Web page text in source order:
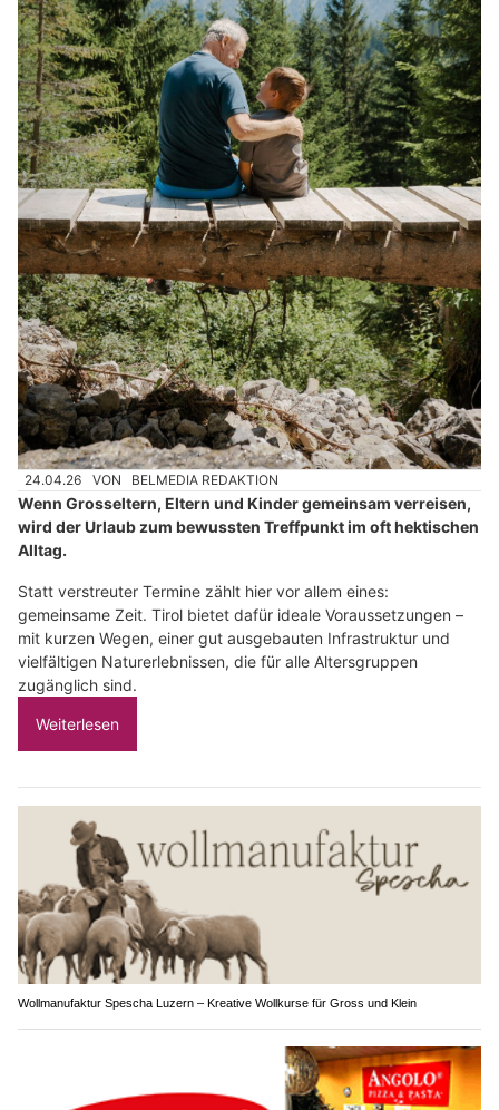
24.04.26 VON BELMEDIA REDAKTION
Wenn Grosseltern, Eltern und Kinder gemeinsam verreisen,
wird der Urlaub zum bewussten Treffpunkt im oft hektischen
Alltag.
Statt verstreuter Termine zählt hier vor allem eines:
gemeinsame Zeit. Tirol bietet dafür ideale Voraussetzungen –
mit kurzen Wegen, einer gut ausgebauten Infrastruktur und
vielfältigen Naturerlebnissen, die für alle Altersgruppen
zugänglich sind.
Weiterlesen
Wollmanufaktur Spescha Luzern – Kreative Wollkurse für Gross und Klein